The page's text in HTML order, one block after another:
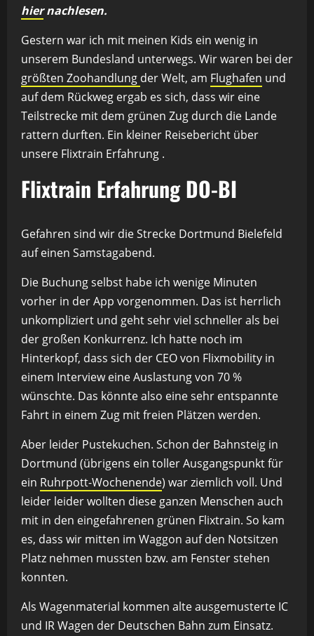
hiernachlesen.
Gestern war ich mit meinen Kids ein wenig in
unserem Bundesland unterwegs. Wir waren bei der
größten Zoohandlung der Welt, am Flughafen und
auf dem Rückweg ergab es sich, dass wir eine
Teilstrecke mit dem grünen Zug durch die Lande
rattern durften. Ein kleiner Reisebericht über
unsere Flixtrain Erfahrung .
Flixtrain Erfahrung DO-BI
Gefahren sind wir die Strecke Dortmund Bielefeld
auf einen Samstagabend.
Die Buchung selbst habe ich wenige Minuten
vorher in der App vorgenommen. Das ist herrlich
unkompliziert und geht sehr viel schneller als bei
der großen Konkurrenz. Ich hatte noch im
Hinterkopf, dass sich der CEO von Flixmobility in
einem Interview eine Auslastung von 70 %
wünschte. Das könnte also eine sehr entspannte
Fahrt in einem Zug mit freien Plätzen werden.
Aber leider Pustekuchen. Schon der Bahnsteig in
Dortmund (übrigens ein toller Ausgangspunkt für
ein Ruhrpott-Wochenende) war ziemlich voll. Und
leider leider wollten diese ganzen Menschen auch
mit in den eingefahrenen grünen Flixtrain. So kam
es, dass wir mitten im Waggon auf den Notsitzen
Platz nehmen mussten bzw. am Fenster stehen
konnten.
Als Wagenmaterial kommen alte ausgemusterte IC
und IR Wagen der Deutschen Bahn zum Einsatz.